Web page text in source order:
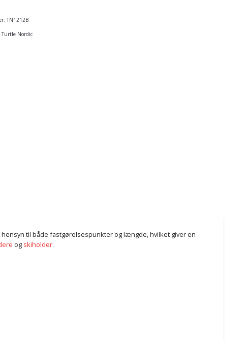
TN1212B
Turtle Nordic
til både fastgørelsespunkter og længde, hvilket giver en
og skiholder.